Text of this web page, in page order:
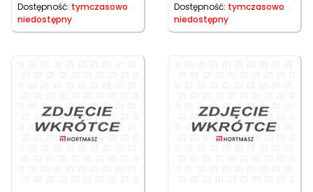
Dostępność: tymczasowo
niedostępny
Dostępność: tymczasowo
niedostępny